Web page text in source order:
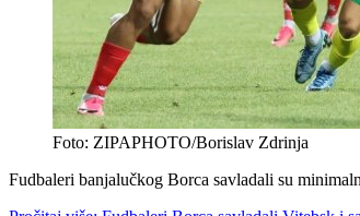
Foto: ZIPAPHOTO/Borislav Zdrinja
Fudbaleri banjalučkog Borca savladali su